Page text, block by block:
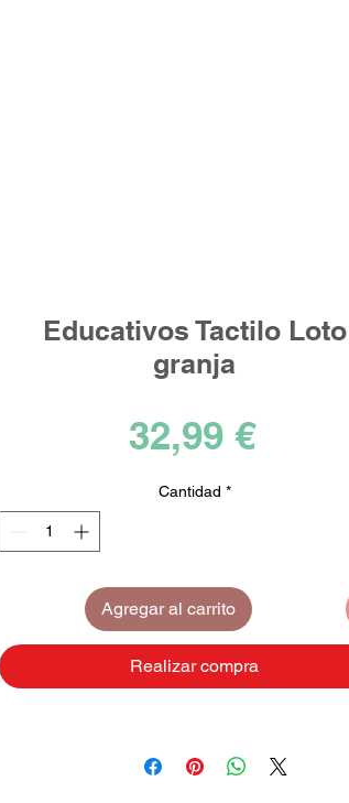
Educativos Tactilo Loto
granja
32,99 €Precio
Cantidad *
Agregar al carrito
Realizar compra